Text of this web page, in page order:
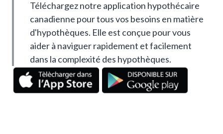
Téléchargez notre application hypothécaire
canadienne pour tous vos besoins en matière
d'hypothèques. Elle est conçue pour vous
aider à naviguer rapidement et facilement
dans la complexité des hypothèques.